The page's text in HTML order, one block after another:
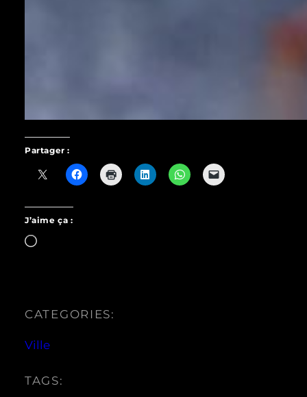
Partager :
J’aime ça :
Chargement…
CATEGORIES:
Ville
TAGS: